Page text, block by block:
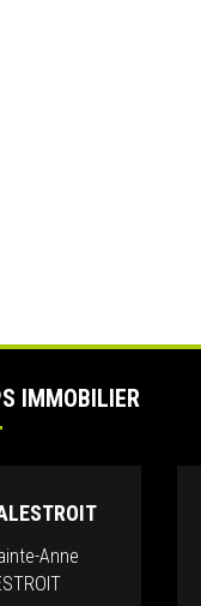
IMMOBILIER
Anne